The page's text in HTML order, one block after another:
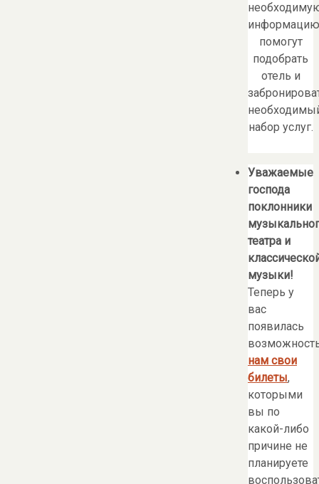
помогут
подобрать
отель и
набор услуг.
Уважаемые
господа
поклонники
театра и
музыки!
Теперь у
вас
появилась
нам свои
билеты,
которыми
вы по
какой-либо
причине не
планируете